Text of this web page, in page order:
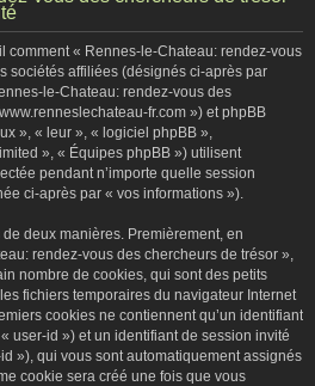
comment « Rennes-le-Chateau: rendez-vous
sociétés affiliées (désignés ci-après par
le-Chateau: rendez-vous des
fr.com ») et phpBB
», « leur », « logiciel phpBB »,
», « Équipes phpBB ») utilisent
pendant n’importe quelle session
ci-après par « vos informations »).
deux manières. Premièrement, en
rendez-vous des chercheurs de trésor »,
nombre de cookies, qui sont des petits
fichiers temporaires du navigateur Internet
cookies ne contiennent qu’un identifiant
user-id ») et un identifiant de session invité
»), qui vous sont automatiquement assignés
cookie sera créé une fois que vous